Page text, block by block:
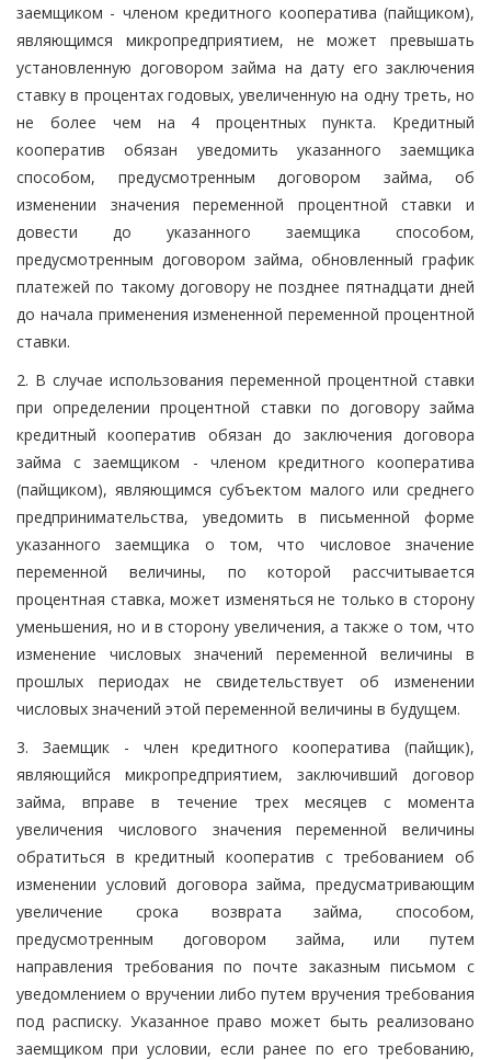
заемщиком - членом кредитного кооператива (пайщиком),
являющимся микропредприятием, не может превышать
установленную договором займа на дату его заключения
ставку в процентах годовых, увеличенную на одну треть, но
не более чем на 4 процентных пункта. Кредитный
кооператив обязан уведомить указанного заемщика
способом, предусмотренным договором займа, об
изменении значения переменной процентной ставки и
довести до указанного заемщика способом,
предусмотренным договором займа, обновленный график
платежей по такому договору не позднее пятнадцати дней
до начала применения измененной переменной процентной
ставки.
2. В случае использования переменной процентной ставки
при определении процентной ставки по договору займа
кредитный кооператив обязан до заключения договора
займа с заемщиком - членом кредитного кооператива
(пайщиком), являющимся субъектом малого или среднего
предпринимательства, уведомить в письменной форме
указанного заемщика о том, что числовое значение
переменной величины, по которой рассчитывается
процентная ставка, может изменяться не только в сторону
уменьшения, но и в сторону увеличения, а также о том, что
изменение числовых значений переменной величины в
прошлых периодах не свидетельствует об изменении
числовых значений этой переменной величины в будущем.
3. Заемщик - член кредитного кооператива (пайщик),
являющийся микропредприятием, заключивший договор
займа, вправе в течение трех месяцев с момента
увеличения числового значения переменной величины
обратиться в кредитный кооператив с требованием об
изменении условий договора займа, предусматривающим
увеличение срока возврата займа, способом,
предусмотренным договором займа, или путем
направления требования по почте заказным письмом с
уведомлением о вручении либо путем вручения требования
под расписку. Указанное право может быть реализовано
заемщиком при условии, если ранее по его требованию,